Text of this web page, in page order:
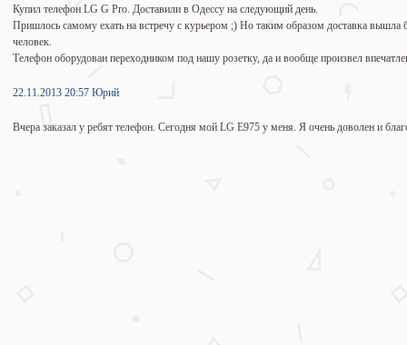
Купил телефон LG G Pro. Доставили в Одессу на следующий день.
Пришлось самому ехать на встречу с курьером ;) Но таким образом доставка вышла
человек.
Телефон оборудован переходником под нашу розетку, да и вообще произвел
22.11.2013 20:57 Юрий
Вчера заказал у ребят телефон. Сегодня мой LG E975 у меня. Я очень доволен и